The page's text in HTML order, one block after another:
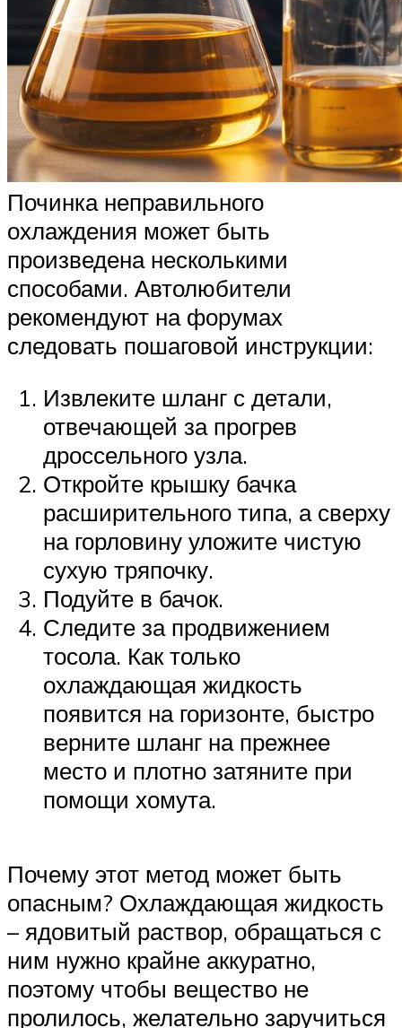
Починка неправильного
охлаждения может быть
произведена несколькими
способами. Автолюбители
рекомендуют на форумах
следовать пошаговой инструкции:
Извлеките шланг с детали,
отвечающей за прогрев
дроссельного узла.
Откройте крышку бачка
расширительного типа, а сверху
на горловину уложите чистую
сухую тряпочку.
Подуйте в бачок.
Следите за продвижением
тосола. Как только
охлаждающая жидкость
появится на горизонте, быстро
верните шланг на прежнее
место и плотно затяните при
помощи хомута.
Почему этот метод может быть
опасным? Охлаждающая жидкость
– ядовитый раствор, обращаться с
ним нужно крайне аккуратно,
поэтому чтобы вещество не
пролилось, желательно заручиться